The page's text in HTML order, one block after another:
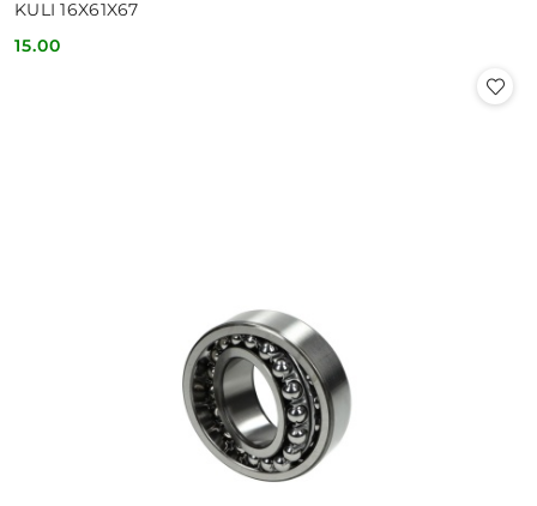
KULI 16X61X67
Cena:
15.00